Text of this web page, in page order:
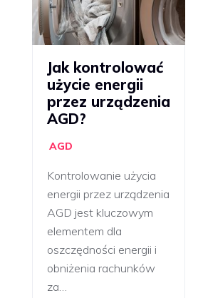
Jak kontrolować
użycie energii
przez urządzenia
AGD?
AGD
Kontrolowanie użycia
energii przez urządzenia
AGD jest kluczowym
elementem dla
oszczędności energii i
obniżenia rachunków
za…